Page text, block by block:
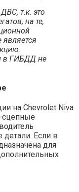
т.к. это
на те,
является
в ГИБДД не
на Chevrolet Niva
сцепные
детали. Если в
для